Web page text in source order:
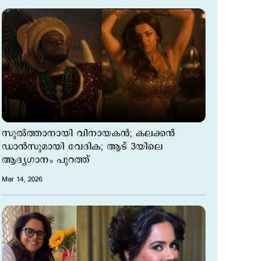
സുല്‍ത്താനായി വിനായകന്‍; കലക്കന്‍
ഡാന്‍സുമായി വേദിക; ആട് 3യിലെ
ആദ്യഗാനം പുറത്ത്
Mar 14, 2026